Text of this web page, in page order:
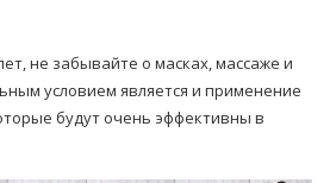
не забывайте о масках, массаже и
условием является и применение
будут очень эффективны в